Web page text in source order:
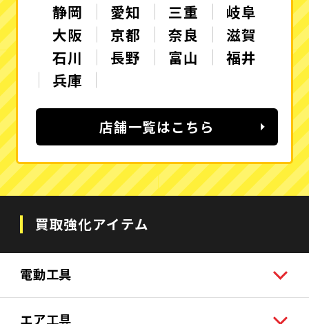
静岡 愛知 三重
岐阜
大阪
京都 奈良
滋賀
石川
長野 富山
福井
兵庫
店舗一覧はこちら
買取強化アイテム
電動工具
エア工具